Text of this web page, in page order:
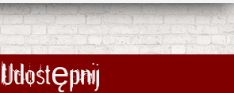
Udostępnij